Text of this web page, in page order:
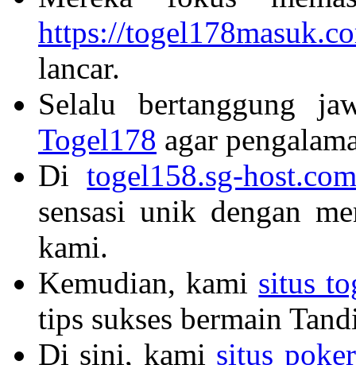
https://
lancar.
Selalu bertanggung
Togel178 agar
Ditogel158.sg-
sensasi unik dengan
kami.
Kemudian, kami situs
tips sukses bermain
Di sini, kami situs poker